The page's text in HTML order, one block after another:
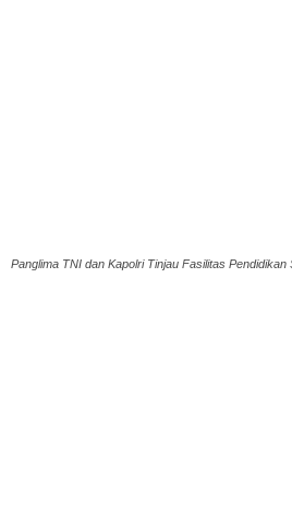
Panglima TNI dan Kapolri Tinjau Fasilitas